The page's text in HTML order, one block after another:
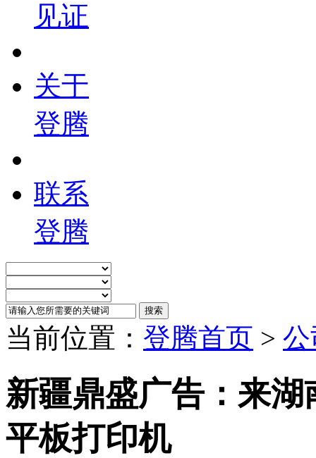
见证
关于
登腾
联系
登腾
当前位置： 登腾首页 >
新疆鼎盛广告：来
平板打印机